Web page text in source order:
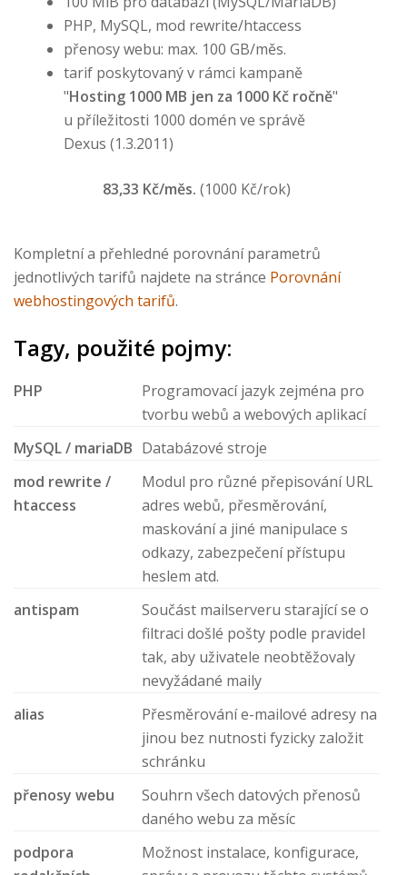
PHP, MySQL, mod rewrite/htaccess
přenosy webu: max. 100 GB/měs.
tarif poskytovaný v rámci kampaně
"Hosting 1000 MB jen za 1000 Kč ročně"
u příležitosti 1000 domén ve správě
Dexus (1.3.2011)
83,33 Kč/měs. (1000 Kč/rok)
Kompletní a přehledné porovnání parametrů
jednotlivých tarifů najdete na stránce Porovnání
webhostingových tarifů.
Tagy, použité pojmy:
PHP
Programovací jazyk zejména pro
tvorbu webů a webových aplikací
MySQL / mariaDB Databázové stroje
mod rewrite /
htaccess
Modul pro různé přepisování URL
adres webů, přesměrování,
maskování a jiné manipulace s
odkazy, zabezpečení přístupu
heslem atd.
antispam
Součást mailserveru starající se o
filtraci došlé pošty podle pravidel
tak, aby uživatele neobtěžovaly
nevyžádané maily
alias
Přesměrování e-mailové adresy na
jinou bez nutnosti fyzicky založit
schránku
přenosy webu
Souhrn všech datových přenosů
daného webu za měsíc
podpora
Možnost instalace, konfigurace,